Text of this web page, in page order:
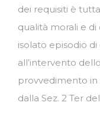
dei requisiti è
qualità morali e
isolato episodio
all’intervento
provvedimento in
dalla Sez. 2 Ter